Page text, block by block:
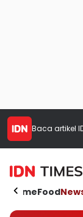
Baca artikel
HomeFood